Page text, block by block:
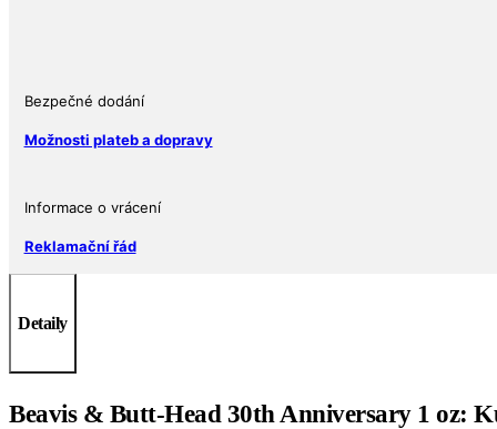
2023
množství
Bezpečné dodání
Možnosti plateb a dopravy
Informace o vrácení
Reklamační řád
Detaily
Beavis & Butt-Head 30th Anniversary 1 oz: